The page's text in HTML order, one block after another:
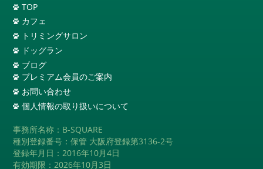
TOP
カフェ
トリミングサロン
ドッグラン
ブログ
プレミアム会員のご案内
お問い合わせ
個人情報の取り扱いについて
事務所名称：B-SQUARE
種別登録番号：保管 大阪府登録第3136-2号
登録年月日：2016年10月4日
有効期限：2026年10月3日